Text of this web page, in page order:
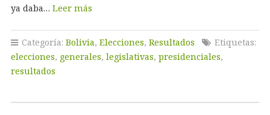
ya daba… Leer más
Categoría: Bolivia, Elecciones, Resultados
Etiquetas:
elecciones, generales, legislativas, presidenciales,
resultados